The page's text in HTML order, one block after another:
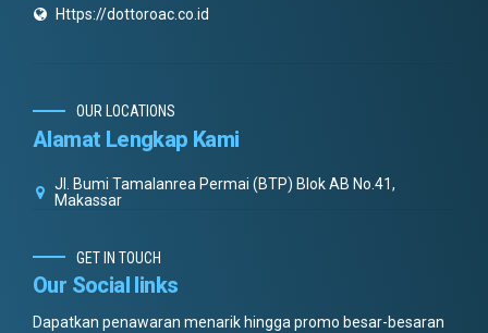
Https://dottoroac.co.id
OUR LOCATIONS
Alamat Lengkap Kami
Jl. Bumi Tamalanrea Permai (BTP) Blok AB No.41,
Makassar
GET IN TOUCH
Our Social links
Dapatkan penawaran menarik hingga promo besar-besaran